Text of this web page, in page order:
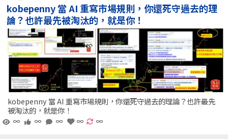
kobepenny 當 AI 重寫市場規則，你還死守過去的理
論？也許最先被淘汰的，就是你！
kobepenny 當 AI 重寫市場規則，你還死守過去的理論？也許最先
被淘汰的，就是你！
∞
∞ ∞ ∞ ∞